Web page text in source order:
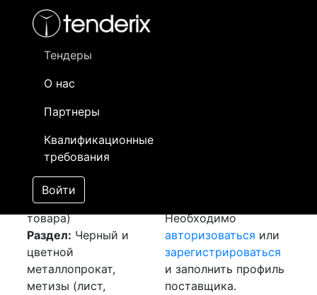
Тендеры
О нас
Партнеры
Квалификационные
требования
Войти
- активный лот
- сохраненный лот (не опубликован)
Закупка: Проволока
и Уголок [Завершен]
Победитель выбран
Лот №:2658
АУКЦИОН (покупка
товара)
Раздел: Черный и
цветной
металлопрокат,
метизы (лист,
Необходимо
авторизоваться или
зарегистрироваться
и заполнить профиль
поставщика.